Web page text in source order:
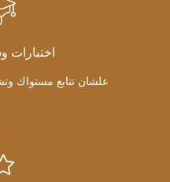
اختبارات
علشان تتابع مستواك